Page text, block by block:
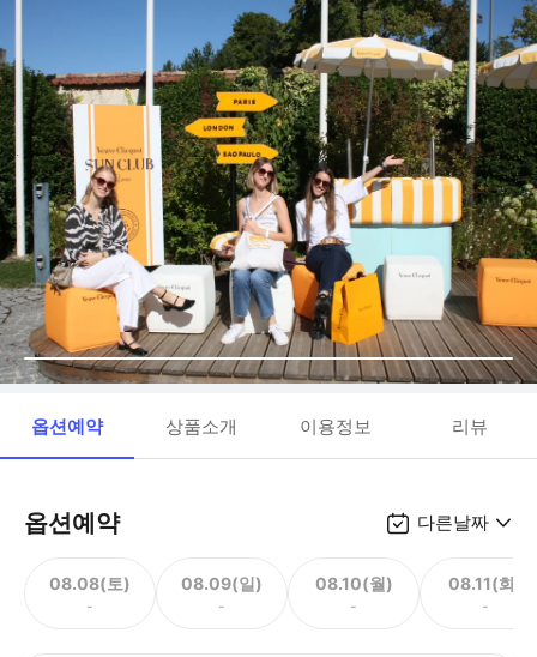
옵션예약 상품소개 이용정보 리뷰
옵션예약 다른날짜
08.08(토)
-
08.09(일)
-
08.10(월)
-
08.11(화)
-